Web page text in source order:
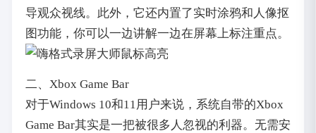
导观众视线。此外，它还内置了实时涂鸦和人像抠
图功能，你可以一边讲解一边在屏幕上标注重点。
二、Xbox Game Bar
对于Windows 10和11用户来说，系统自带的Xbox
Game Bar其实是一把被很多人忽视的利器。无需安